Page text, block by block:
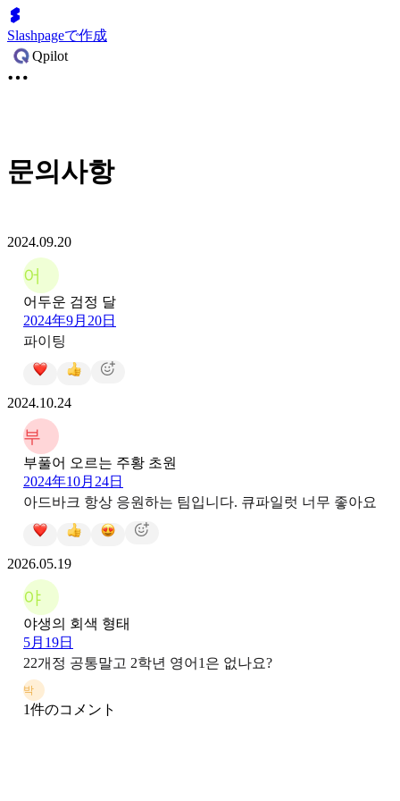
Slashpageで作成
Qpilot
문의사항
2024.09.20
어
어두운 검정 달
2024年9月20日
파이팅
2024.10.24
부
부풀어 오르는 주황 초원
2024年10月24日
아드바크 항상 응원하는 팀입니다. 큐파일럿 너무 좋아요
2026.05.19
야
야생의 회색 형태
5月19日
22개정 공통말고 2학년 영어1은 없나요?
박
1件のコメント